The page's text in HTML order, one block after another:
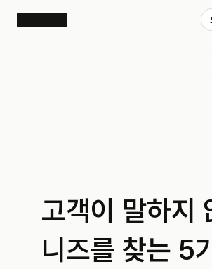
고객이 말하지
니즈를 찾는 5